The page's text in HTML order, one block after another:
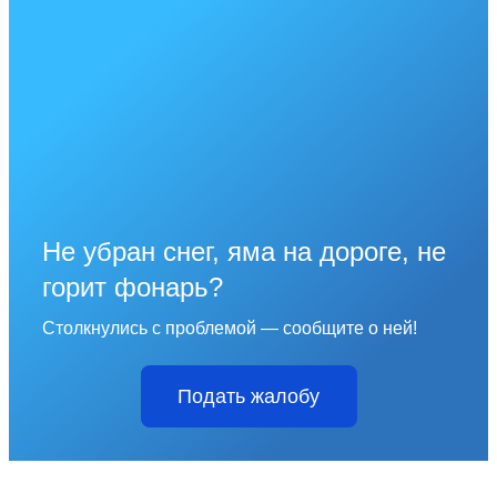
Не убран снег, яма на дороге, не
горит фонарь?
Столкнулись с проблемой — сообщите о ней!
Подать жалобу